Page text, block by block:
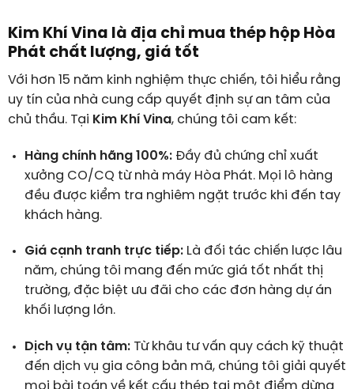
Kim Khí Vina là địa chỉ mua thép hộp Hòa
Phát chất lượng, giá tốt
Với hơn 15 năm kinh nghiệm thực chiến, tôi hiểu rằng
uy tín của nhà cung cấp quyết định sự an tâm của
chủ thầu. Tại Kim Khí Vina, chúng tôi cam kết:
Hàng chính hãng 100%:Đầy đủ chứng chỉ xuất
xưởng CO/CQ từ nhà máy Hòa Phát. Mọi lô hàng
đều được kiểm tra nghiêm ngặt trước khi đến tay
khách hàng.
Giá cạnh tranh trực tiếp:Là đối tác chiến lược lâu
năm, chúng tôi mang đến mức giá tốt nhất thị
trường, đặc biệt ưu đãi cho các đơn hàng dự án
khối lượng lớn.
Dịch vụ tận tâm:Từ khâu tư vấn quy cách kỹ thuật
đến dịch vụ gia công bản mã, chúng tôi giải quyết